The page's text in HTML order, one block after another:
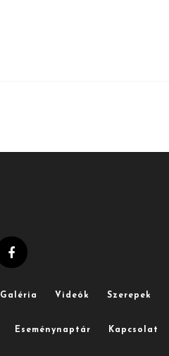
Galéria Videók Szerepek
Eseménynaptár Kapcsolat